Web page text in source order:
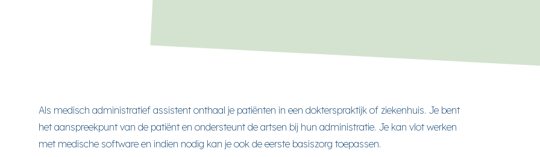
Als medisch administratief assistent onthaal je patiënten in een dokterspraktijk of ziekenhuis. Je bent
het aanspreekpunt van de patiënt en ondersteunt de artsen bij hun administratie. Je kan vlot werken
met medische software en indien nodig kan je ook de eerste basiszorg toepassen.